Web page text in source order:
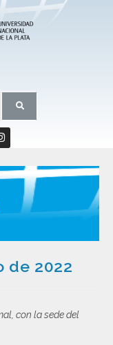
de 2022
con la sede del